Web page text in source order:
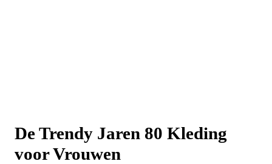
De Trendy Jaren 80 Kleding
voor Vrouwen